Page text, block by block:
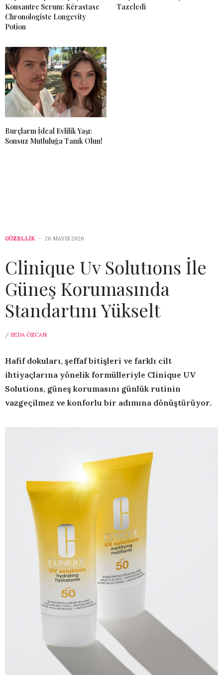
Konsantre Serum: Kérastase
Chronologiste Longevity
Potion
Tazeledi
Burçların İdeal Evlilik Yaşı:
Sonsuz Mutluluğa Tanık Olun!
GÜZELLİK 26 MAYIS 2026
Clinique Uv Solutıons İle
Güneş Korumasında
Standartını Yükselt
/ SEDA ÖZCAN
Hafif dokuları, şeffaf bitişleri ve farklı cilt
ihtiyaçlarına yönelik formülleriyle Clinique UV
Solutions, güneş korumasını günlük rutinin
vazgeçilmez ve konforlu bir adımına dönüştürüyor.